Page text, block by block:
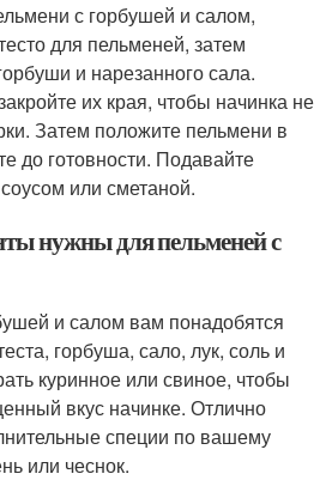
с горбушей и салом,
для пельменей, затем
и нарезанного сала.
их края, чтобы начинка не
Затем положите пельмени в
до готовности. Подавайте
или сметаной.
нужны для пельменей с
и салом вам понадобятся
горбуша, сало, лук, соль и
куринное или свиное, чтобы
вкус начинке. Отлично
специи по вашему
или чеснок.